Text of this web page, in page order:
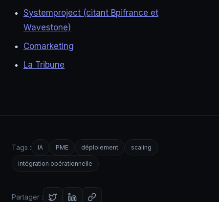
Systemproject (citant Bpifrance et
Wavestone)
Comarketing
La Tribune
Tags : IA PME déploiement scaling
intégration opérationnelle
Partager :